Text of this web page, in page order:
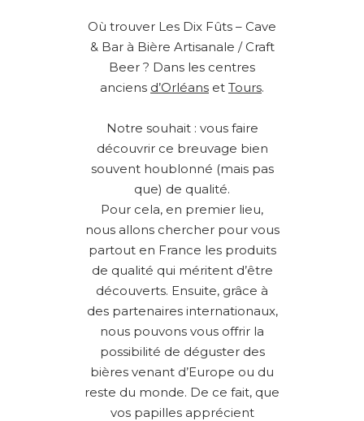
Où trouver Les Dix Fûts – Cave
& Bar à Bière Artisanale / Craft
Beer ? Dans les centres
anciens d’Orléans et Tours.
Notre souhait : vous faire
découvrir ce breuvage bien
souvent houblonné (mais pas
que) de qualité.
Pour cela, en premier lieu,
nous allons chercher pour vous
partout en France les produits
de qualité qui méritent d’être
découverts. Ensuite, grâce à
des partenaires internationaux,
nous pouvons vous offrir la
possibilité de déguster des
bières venant d’Europe ou du
reste du monde. De ce fait, que
vos papilles apprécient